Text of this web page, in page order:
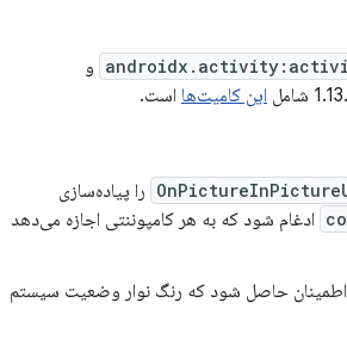
و
این کامیت‌ها است.
را پیاده‌سازی
ادغام شود که به هر کامپوننتی اجازه می‌دهد
اطمینان حاصل شود که رنگ نوار وضعیت سیستم